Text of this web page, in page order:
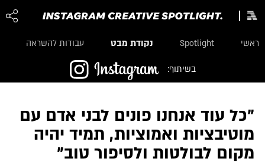
בשיתוף:
ראשי Spotlight נקודת מבט עבודות להשראה
"כל עוד אנחנו פונים לבני אדם עם
מוטיבציות ואמוציות, תמיד יהיה
מקום לבולטות ולסיפור טוב"